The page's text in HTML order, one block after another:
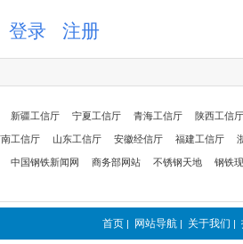
登录 注册
新疆工信厅 宁夏工信厅 青海工信厅 陕西工信厅
工信厅 山东工信厅 安徽经信厅 福建工信厅
中国钢铁新闻网 商务部网站 不锈钢天地 钢铁
首页 | 网站导航 | 关于我们 |